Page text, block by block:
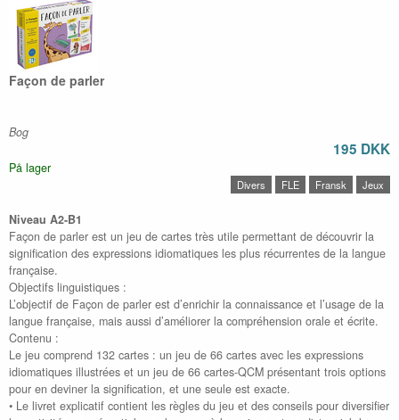
Façon de parler
Bog
195 DKK
På lager
Divers FLE Fransk Jeux
Niveau A2-B1
Façon de parler est un jeu de cartes très utile permettant de découvrir la
signification des expressions idiomatiques les plus récurrentes de la langue
française.
Objectifs linguistiques :
L’objectif de Façon de parler est d’enrichir la connaissance et l’usage de la
langue française, mais aussi d’améliorer la compréhension orale et écrite.
Contenu :
Le jeu comprend 132 cartes : un jeu de 66 cartes avec les expressions
idiomatiques illustrées et un jeu de 66 cartes-QCM présentant trois options
pour en deviner la signification, et une seule est exacte.
• Le livret explicatif contient les règles du jeu et des conseils pour diversifier